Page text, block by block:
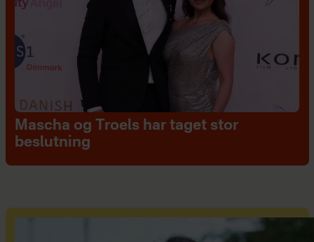
Mascha og Troels har taget stor
beslutning